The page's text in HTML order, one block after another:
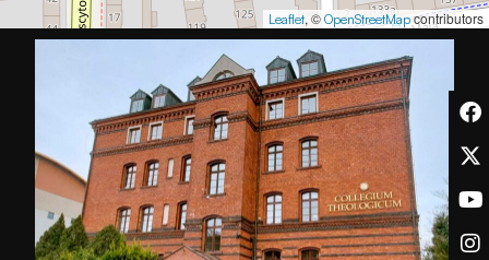
Leaflet, © OpenStreetMapcontributors
internetowej.
Marketing
Udostępniając
swoje
zainteresowania i
zachowania
podczas
odwiedzania naszej